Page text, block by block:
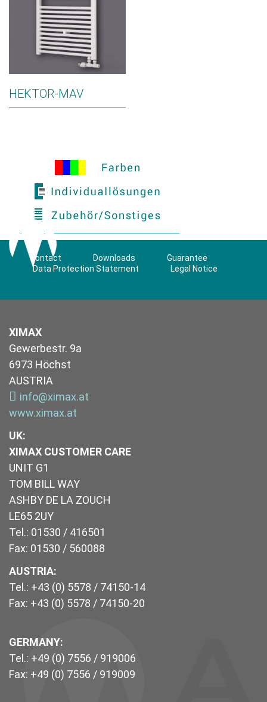
HEKTOR-MAV
Contact Downloads
Guarantee
Data Protection Statement
Legal Notice
XIMAX
Gewerbestr. 9a
6973 Höchst
AUSTRIA
info@ximax.at
www.ximax.at
UK:
XIMAX CUSTOMER CARE
UNIT G1
TOM BILL WAY
ASHBY DE LA ZOUCH
LE65 2UY
Tel.: 01530 / 416501
Fax: 01530 / 560088
AUSTRIA:
Tel.: +43 (0) 5578 / 74150-14
Fax: +43 (0) 5578 / 74150-20
GERMANY:
Tel.: +49 (0) 7556 / 919006
Fax: +49 (0) 7556 / 919009